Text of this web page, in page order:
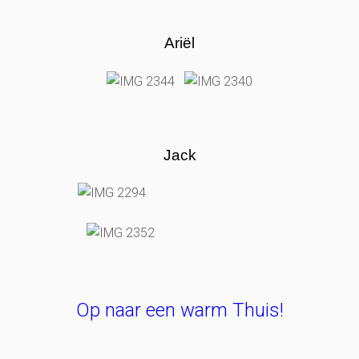
Ariël
Jack
Op naar een warm Thuis!